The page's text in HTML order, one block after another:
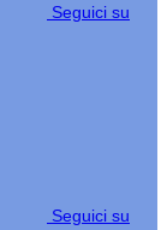
Seguici su
Seguici su